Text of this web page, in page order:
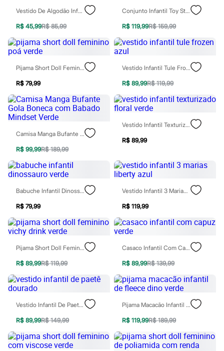
Moda esportiva
Acessórios
Blusas
Calçados
Leggings
Shorts e Bermudas
Tops
Moda íntima
Calcinhas
Cintas e Modeladores
Meias
Pijamas
Sutiãs e Tops
Moda praia
Biquínis
Maiôs
Saídas de praia
Personagens
Plus size
Calças
Casacos e Jaquetas
Jeans
Moda esportiva
Shorts e Saias
Vestidos
Masculino
Em alta
Dia dos Pais
Inverno
Novidades
Roupas
Bermudas
Camisas
Calças
Camisetas e Regatas
Casacos e Jaquetas
Jeans
Vestido De Algodão Infantil Canelado Cut Out Verde
R$ 45,99R$ 85,99
Conjunto Infantil Toy Story Verde
R$ 119,99R$ 159,99
Pijama Short Doll Feminino Poá Verde
R$ 79,99
Vestido Infantil Tule Frozen Azul
R$ 89,99R$ 119,99
Camisa Manga Bufante Gola Boneca Com Babado Mindset Verde
R$ 99,99R$ 189,99
Vestido Infantil Texturizado Floral Verde
R$ 89,99
Babuche Infantil Dinossauro Verde
R$ 79,99
Vestido Infantil 3 Marias Liberty Azul
R$ 119,99
Pijama Short Doll Feminino Vichy Drink Verde
R$ 89,99R$ 119,99
Casaco Infantil Com Capuz Verde
R$ 89,99R$ 139,99
Vestido Infantil De Paetê Dourado
R$ 89,99R$ 149,99
Pijama Macacão Infantil De Fleece Dino Verde
R$ 119,99R$ 189,99